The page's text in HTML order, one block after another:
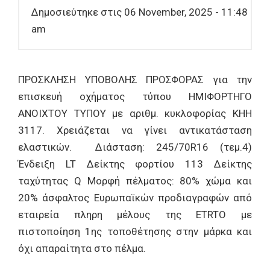
Δημοσιεύτηκε στις 06 November, 2025 - 11:48
am
ΠΡΟΣΚΛΗΣΗ ΥΠΟΒΟΛΗΣ ΠΡΟΣΦΟΡΑΣ για την
επισκευή οχήματος τύπου ΗΜΙΦΟΡΤΗΓΟ
ΑΝΟΙΧΤΟΥ ΤΥΠΟΥ με αριθμ. κυκλοφορίας ΚΗΗ
3117. Χρειάζεται να γίνει αντικατάσταση
ελαστικών. Διάσταση: 245/70R16 (τεμ.4)
Ένδειξη LT Δείκτης φορτίου 113 Δείκτης
ταχύτητας Q Μορφή πέλματος: 80% χώμα και
20% άσφαλτος Ευρωπαϊκών προδιαγραφών από
εταιρεία πληρη μέλους της ETRTO με
πιστοποίηση 1ης τοποθέτησης στην μάρκα και
όχι απαραίτητα στο πέλμα.